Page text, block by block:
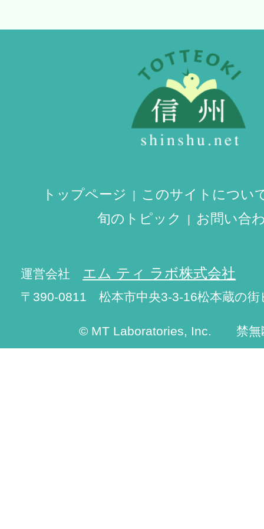
トップページ
このサイトについ
旬のトピック
お問い合
運営会社 エム ティ ラボ株式会社
〒390-0811 松本市中央3-3-16松本蔵の街
© MT Laboratories, Inc. 禁無